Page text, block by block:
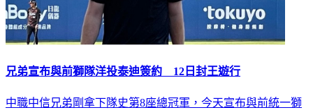
兄弟宣布與前獅隊洋投泰迪簽約 12日封王遊行
中職中信兄弟剛拿下隊史第8座總冠軍，今天宣布與前統一獅